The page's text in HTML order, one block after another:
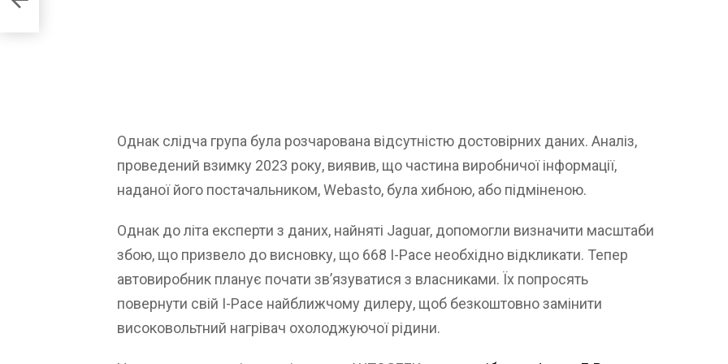
Однак слідча група була розчарована відсутністю достовірних даних. Аналіз,
проведений взимку 2023 року, виявив, що частина виробничої інформації,
наданої його постачальником, Webasto, була хибною, або підміненою.
Однак до літа експерти з даних, найняті Jaguar, допомогли визначити масштаби
збою, що призвело до висновку, що 668 I-Pace необхідно відкликати. Тепер
автовиробник планує почати зв’язуватися з власниками. Їх попросять
повернути свій I-Pace найближчому дилеру, щоб безкоштовно замінити
високовольтний нагрівач охолоджуючої рідини.